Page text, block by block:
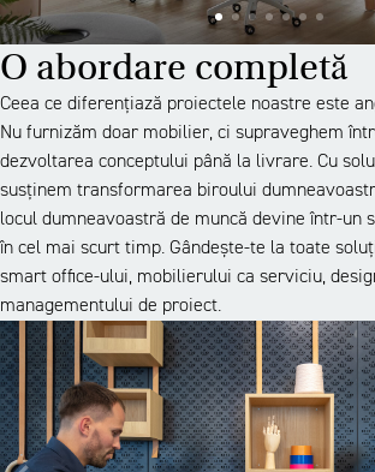
O abordare completă
Ceea ce diferențiază proiectele noastre este
Nu furnizăm doar mobilier, ci supraveghem
dezvoltarea conceptului până la livrare. Cu
susținem transformarea biroului
locul dumneavoastră de muncă devine într-un
în cel mai scurt timp. Gândește-te la toate
smart office-ului, mobilierului ca serviciu,
managementului de proiect.